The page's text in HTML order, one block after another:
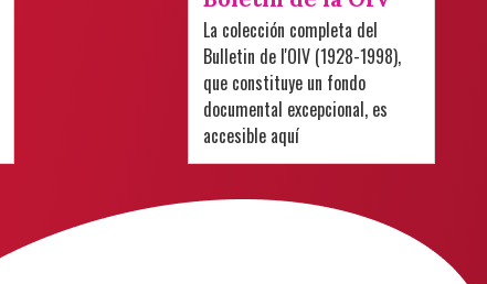
La colección completa del
Bulletin de l'OIV (1928-1998),
que constituye un fondo
documental excepcional, es
accesible aquí